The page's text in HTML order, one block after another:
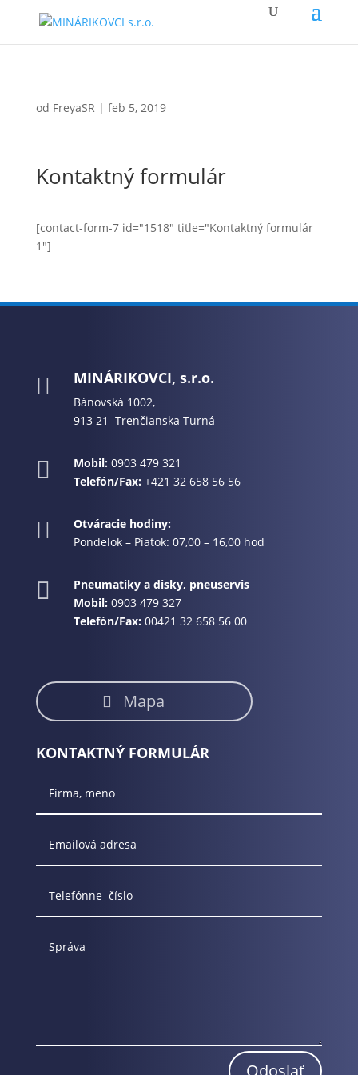
od FreyaSR | feb 5, 2019
Kontaktný formulár
[contact-form-7 id="1518" title="Kontaktný formulár
1"]
 MINÁRIKOVCI, s.r.o.
Bánovská 1002,
913 21 Trenčianska Turná
 Mobil: 0903 479 321
Telefón/Fax:+421 32 658 56 56

Otváracie hodiny:
Pondelok – Piatok: 07,00 – 16,00 hod

Pneumatiky a disky, pneuservis
Mobil: 0903 479 327
Telefón/Fax:00421 32 658 56 00
Mapa
KONTAKTNÝ FORMULÁR
Odoslať